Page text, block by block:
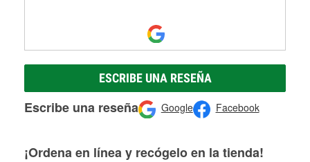
ESCRIBE UNA RESEÑA
Escribe una reseña Google Facebook
¡Ordena en línea y recógelo en la tienda!